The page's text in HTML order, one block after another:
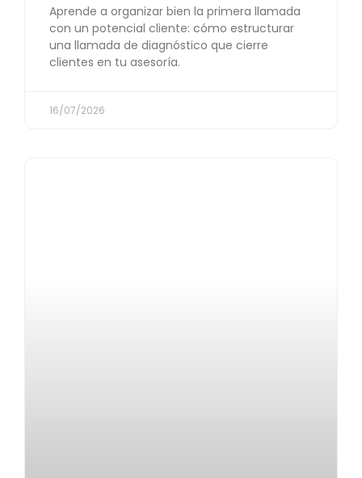
Aprende a organizar bien la primera llamada
con un potencial cliente: cómo estructurar
una llamada de diagnóstico que cierre
clientes en tu asesoría.
16/07/2026